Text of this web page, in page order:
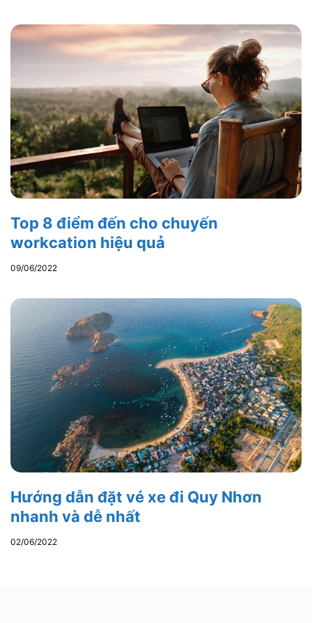
Top 8 điểm đến cho chuyến
workcation hiệu quả
09/06/2022
Hướng dẫn đặt vé xe đi Quy Nhơn
nhanh và dễ nhất
02/06/2022